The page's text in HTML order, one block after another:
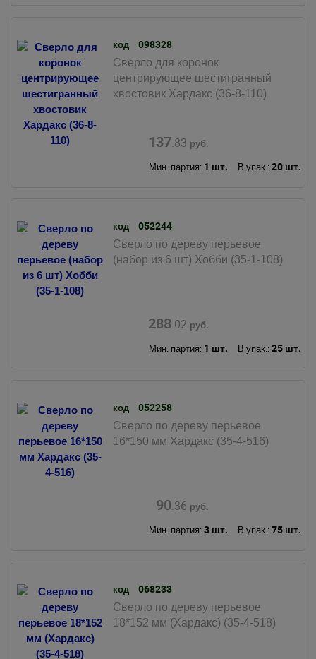
код 098328
Сверло для коронок
центрирующее шестигранный
хвостовик Хардакс (36-8-110)
137.83 руб.
Мин. партия: 1 шт. В упак.: 20 шт.
код 052244
Сверло по дереву перьевое
(набор из 6 шт) Хобби (35-1-108)
288.02 руб.
Мин. партия: 1 шт. В упак.: 25 шт.
код 052258
Сверло по дереву перьевое
16*150 мм Хардакс (35-4-516)
90.36 руб.
Мин. партия: 3 шт. В упак.: 75 шт.
код 068233
Сверло по дереву перьевое
18*152 мм (Хардакс) (35-4-518)